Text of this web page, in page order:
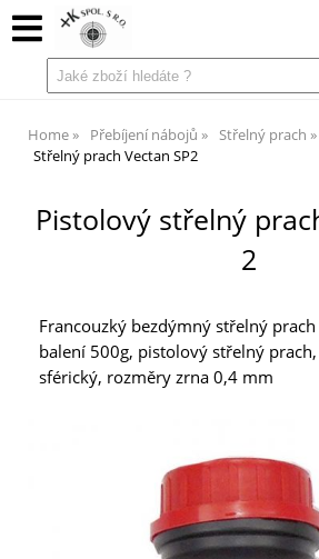
Home Přebíjení nábojů Střelný prach
Střelný prach Vectan SP2
Pistolový střelný
2
Francouzký bezdýmný střelný prach
balení 500g, pistolový střelný
sférický, rozměry zrna 0,4 mm